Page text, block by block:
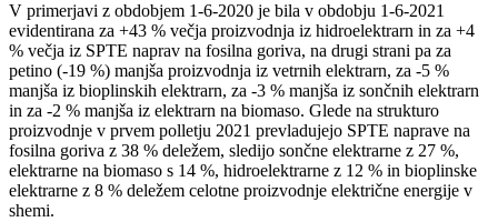
V primerjavi z obdobjem 1-6-2020 je bila v obdobju 1-6-2021
evidentirana za +43 % večja proizvodnja iz hidroelektrarn in za +4
% večja iz SPTE naprav na fosilna goriva, na drugi strani pa za
petino (-19 %) manjša proizvodnja iz vetrnih elektrarn, za -5 %
manjša iz bioplinskih elektrarn, za -3 % manjša iz sončnih elektrarn
in za -2 % manjša iz elektrarn na biomaso. Glede na strukturo
proizvodnje v prvem polletju 2021 prevladujejo SPTE naprave na
fosilna goriva z 38 % deležem, sledijo sončne elektrarne z 27 %,
elektrarne na biomaso s 14 %, hidroelektrarne z 12 % in bioplinske
elektrarne z 8 % deležem celotne proizvodnje električne energije v
shemi.